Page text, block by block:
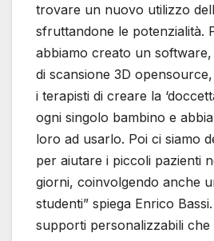
trovare un nuovo utilizzo
sfruttandone le potenzialità.
abbiamo creato un
di scansione 3D
i terapisti di creare la
ogni singolo bambino e
loro ad usarlo. Poi ci siamo
per aiutare i piccoli pazienti
giorni, coinvolgendo anche
studenti” spiega Enrico
supporti personalizzabili che